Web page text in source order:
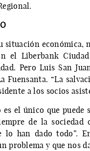
situación económica,
el Liberbank
Pero Luis San
Fuensanta. “La
a los socios
el único que puede
de la
lo han dado todo”.
problema y que nos